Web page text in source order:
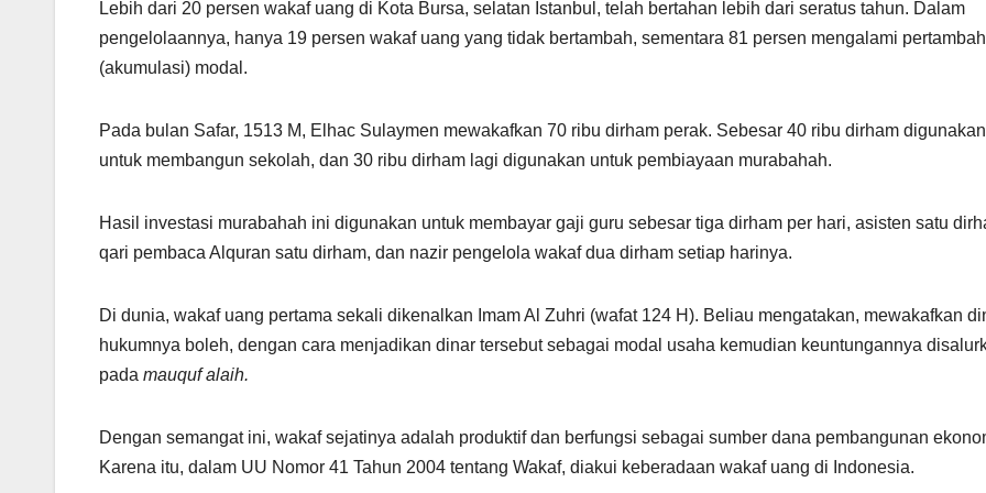
Lebih dari 20 persen wakaf uang di Kota Bursa, selatan Istanbul, telah bertahan lebih dari seratus tahun. Dalam
pengelolaannya, hanya 19 persen wakaf uang yang tidak bertambah, sementara 81 persen mengalami
(akumulasi) modal.
Pada bulan Safar, 1513 M, Elhac Sulaymen mewakafkan 70 ribu dirham perak. Sebesar 40 ribu dirham digunakan
untuk membangun sekolah, dan 30 ribu dirham lagi digunakan untuk pembiayaan murabahah.
Hasil investasi murabahah ini digunakan untuk membayar gaji guru sebesar tiga dirham per hari, asisten satu
qari pembaca Alquran satu dirham, dan nazir pengelola wakaf dua dirham setiap harinya.
Di dunia, wakaf uang pertama sekali dikenalkan Imam Al Zuhri (wafat 124 H). Beliau mengatakan, mewakafkan
hukumnya boleh, dengan cara menjadikan dinar tersebut sebagai modal usaha kemudian keuntungannya
pada mauquf alaih.
Dengan semangat ini, wakaf sejatinya adalah produktif dan berfungsi sebagai sumber dana pembangunan
Karena itu, dalam UU Nomor 41 Tahun 2004 tentang Wakaf, diakui keberadaan wakaf uang di Indonesia.